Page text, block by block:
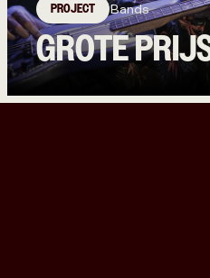
PROJECT Bands
GROTE